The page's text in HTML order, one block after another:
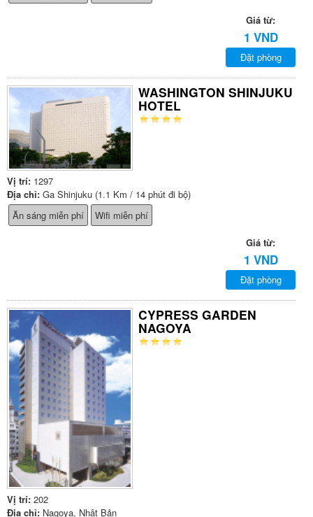
Giá từ:
1 VND
Đặt phòng
WASHINGTON SHINJUKU
HOTEL
Vị trí: 1297
Địa chỉ: Ga Shinjuku (1.1 Km / 14 phút đi bộ)
Ăn sáng miễn phí
Wifi miễn phí
Giá từ:
1 VND
Đặt phòng
CYPRESS GARDEN
NAGOYA
Vị trí: 202
Địa chỉ: Nagoya, Nhật Bản